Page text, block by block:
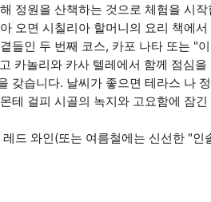
정원을 산책하는 것으로 체험을 시작
오면 시칠리아 할머니의 요리 책에서
들인 두 번째 코스, 카포 나타 또는 "
카놀리와 카사 텔레에서 함께 점심을
갖습니다. 날씨가 좋으면 테라스 나
테 걸피 시골의 녹지와 고요함에 잠긴
드 와인(또는 여름철에는 신선한 "인